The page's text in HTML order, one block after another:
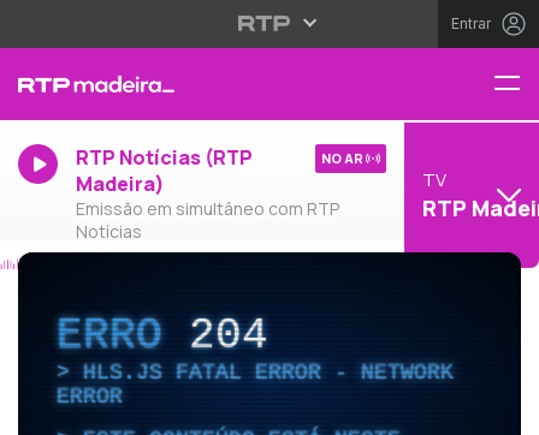
Entrar
RTP Notícias (RTP
Madeira)
Emissão em simultâneo com RTP
Notícias
NO AR
TV
RTP
ERRO204
HLS.JS FATAL ERROR - NETWORK
ERROR